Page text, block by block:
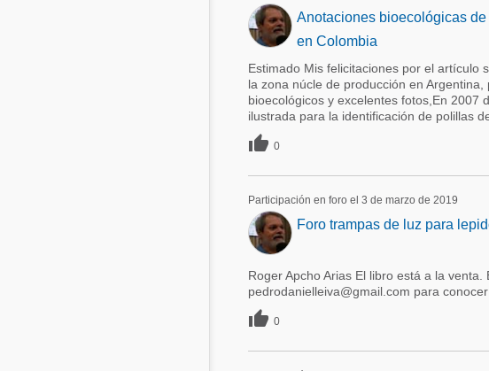
Anotaciones bioecológicas
en Colombia
Estimado Mis felicitaciones por el artículo
la zona núcle de producción en
bioecológicos y excelentes fotos,En 2007
ilustrada para la identificación de polillas
 0
Participación en foro el 3 de marzo de 2019
Foro trampas de luz para
Roger Apcho Arias El libro está a la
pedrodanielleiva@gmail.com para
 0